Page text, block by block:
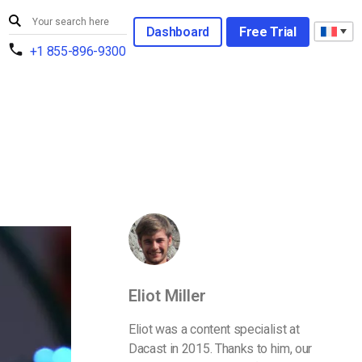
+1 855-896-9300
Dashboard Free Trial
Eliot Miller
Eliot was a content specialist at
Dacast in 2015. Thanks to him, our